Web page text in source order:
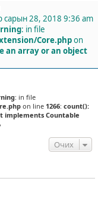
сарын 28, 2018 9:36 am
: in file
Core.phpon
an array or an object
: in file
on line 1266: count():
implements Countable
Очих